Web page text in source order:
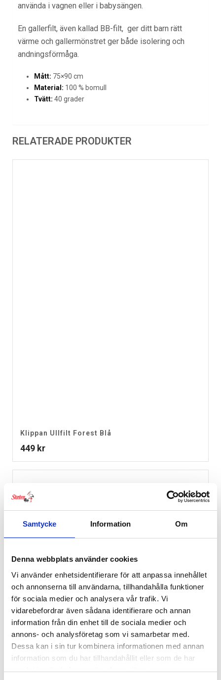
Samtycke Information Om
Denna webbplats använder cookies
Vi använder enhetsidentifierare för att anpassa innehållet
och annonserna till användarna, tillhandahålla funktioner
för sociala medier och analysera vår trafik. Vi
vidarebefordrar även sådana identifierare och annan
information från din enhet till de sociala medier och
annons- och analysföretag som vi samarbetar med.
Dessa kan i sin tur kombinera informationen med annan
information som du har tillhandahållit eller som de har
samlat in när du har använt deras tjänster.
använda i vagnen eller i babysängen.
En gallerfilt, även kallad BB-filt, ger ditt barn rätt
värme och gallermönstret ger både isolering och
andningsförmåga.
Mått: 75×90 cm
Material: 100 % bomull
Tvätt: 40 grader
RELATERADE PRODUKTER
Klippan Ullfilt Forest Blå
449 kr